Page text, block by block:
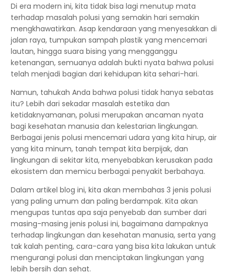
Di era modern ini, kita tidak bisa lagi menutup mata
terhadap masalah polusi yang semakin hari semakin
mengkhawatirkan. Asap kendaraan yang menyesakkan di
jalan raya, tumpukan sampah plastik yang mencemari
lautan, hingga suara bising yang mengganggu
ketenangan, semuanya adalah bukti nyata bahwa polusi
telah menjadi bagian dari kehidupan kita sehari-hari.
Namun, tahukah Anda bahwa polusi tidak hanya sebatas
itu? Lebih dari sekadar masalah estetika dan
ketidaknyamanan, polusi merupakan ancaman nyata
bagi kesehatan manusia dan kelestarian lingkungan.
Berbagai jenis polusi mencemari udara yang kita hirup, air
yang kita minum, tanah tempat kita berpijak, dan
lingkungan di sekitar kita, menyebabkan kerusakan pada
ekosistem dan memicu berbagai penyakit berbahaya.
Dalam artikel blog ini, kita akan membahas 3 jenis polusi
yang paling umum dan paling berdampak. Kita akan
mengupas tuntas apa saja penyebab dan sumber dari
masing-masing jenis polusi ini, bagaimana dampaknya
terhadap lingkungan dan kesehatan manusia, serta yang
tak kalah penting, cara-cara yang bisa kita lakukan untuk
mengurangi polusi dan menciptakan lingkungan yang
lebih bersih dan sehat.